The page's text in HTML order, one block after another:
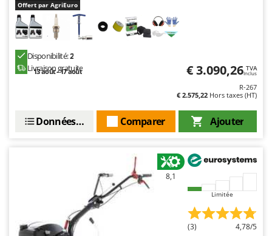
Offert par AgriEuro
Disponibilité:2
Livraison gratuite
13 août - 17 août € 3.090,26 TVA
Inclus
R-267
€ 2.575,22 Hors taxes (HT)
Ajouter
Comparer
Données techniques
8,1
Limitée
(3) 4,78/5